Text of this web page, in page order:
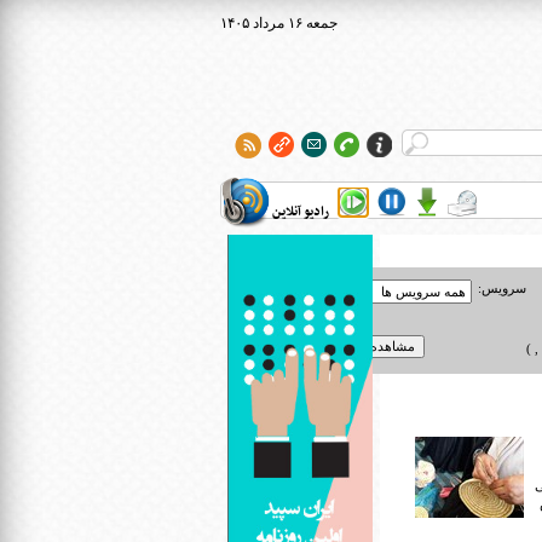
۱۴۰۵ جمعه ۱۶ مرداد
رادیو آنلاین
سرویس:
, )